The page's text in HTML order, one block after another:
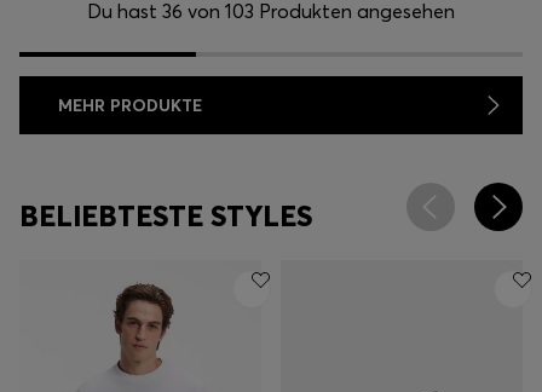
Du hast 36 von 103 Produkten angesehen
MEHR PRODUKTE
BELIEBTESTE STYLES